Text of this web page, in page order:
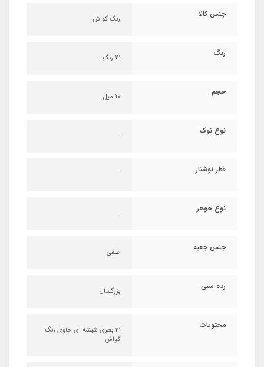
جنس کالا رنگ گواش
رنگ 12 رنگ
حجم 10 میل
نوع نوک -
قطر نوشتار -
نوع جوهر -
جنس جعبه طلقی
رده سنی بزرگسال
محتویات
12 بطری شیشه ای حاوی رنگ
گواش